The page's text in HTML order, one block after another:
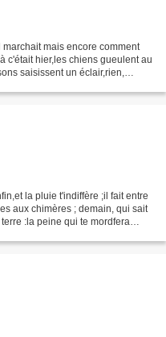
mais encore comment
c'était hier,les chiens gueulent au
saisissent un éclair,rien,
la pluie t'indiffère ;il fait entre
aux chimères ; demain, qui sait
:la peine qui te mordfera